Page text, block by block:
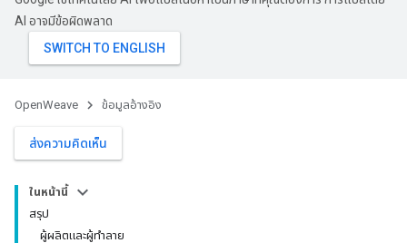
AI อาจมีข้อผิดพลาด
OpenWeave ข้อมูลอ้างอิง
ส่งความคิดเห็น
ในหน้านี้
สรุป
ผู้ผลิตและผู้ทำลาย